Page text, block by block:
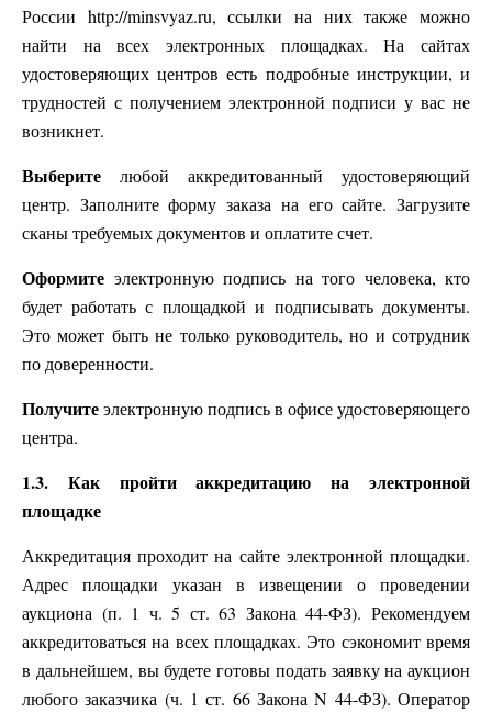
России http://minsvyaz.ru, ссылки на них также можно
найти на всех электронных площадках. На сайтах
удостоверяющих центров есть подробные инструкции, и
трудностей с получением электронной подписи у вас не
возникнет.
Выберите любой аккредитованный удостоверяющий
центр. Заполните форму заказа на его сайте. Загрузите
сканы требуемых документов и оплатите счет.
Оформите электронную подпись на того человека, кто
будет работать с площадкой и подписывать документы.
Это может быть не только руководитель, но и сотрудник
по доверенности.
Получитеэлектронную подпись в офисе удостоверяющего
центра.
1.3. Как пройти аккредитацию на электронной
площадке
Аккредитация проходит на сайте электронной площадки.
Адрес площадки указан в извещении о проведении
аукциона (п. 1 ч. 5 ст. 63 Закона 44-ФЗ). Рекомендуем
аккредитоваться на всех площадках. Это сэкономит время
в дальнейшем, вы будете готовы подать заявку на аукцион
любого заказчика (ч. 1 ст. 66 Закона N 44-ФЗ). Оператор